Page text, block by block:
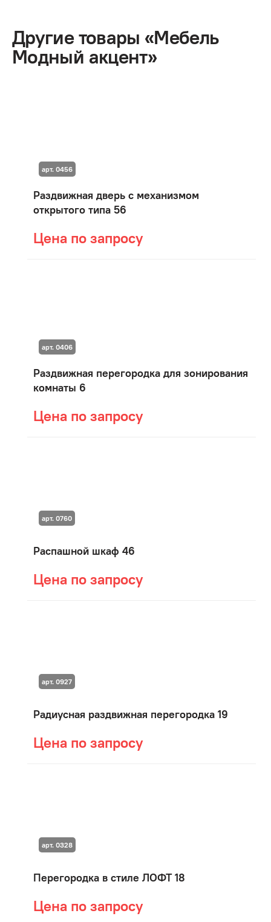
Другие товары «Мебель
Модный акцент»
Раздвижная дверь с механизмом
открытого типа 56
Цена по запросу
арт. 0456
Раздвижная перегородка для зонирования
комнаты 6
Цена по запросу
арт. 0406
Распашной шкаф 46
Цена по запросу
арт. 0760
Радиусная раздвижная перегородка 19
Цена по запросу
арт. 0927
Перегородка в стиле ЛОФТ 18
Цена по запросу
арт. 0328